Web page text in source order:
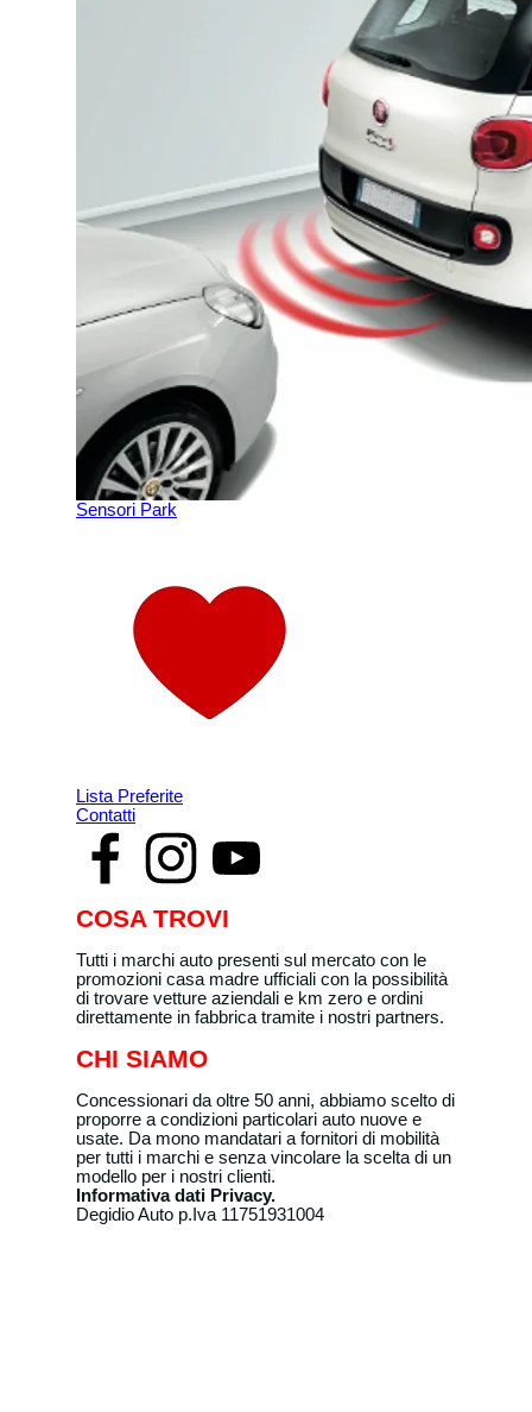
Sensori Park
Lista Preferite
Contatti
COSA TROVI
Tutti i marchi auto presenti sul mercato con le
promozioni casa madre ufficiali con la possibilità
di trovare vetture aziendali e km zero e ordini
direttamente in fabbrica tramite i nostri partners.
CHI SIAMO
Concessionari da oltre 50 anni, abbiamo scelto di
proporre a condizioni particolari auto nuove e
usate. Da mono mandatari a fornitori di mobilità
per tutti i marchi e senza vincolare la scelta di un
modello per i nostri clienti.
Informativa dati Privacy.
Degidio Auto p.Iva 11751931004